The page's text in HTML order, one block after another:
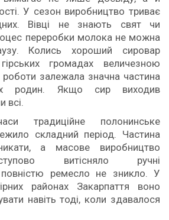
У сезон виробництво триває
Вівці не знають свят чи
переробки молока не можна
Колись хороший сировар
громадах величезною
залежала значна частина
родин. Якщо сир виходив
всі.
традиційне полонинське
складний період. Частина
а масове виробництво
витісняло ручні
повністю ремесло не зникло. У
районах Закарпаття воно
навіть тоді, коли здавалося